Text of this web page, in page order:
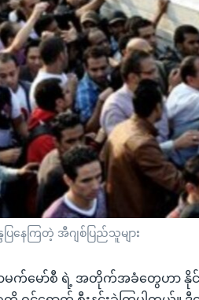
ေကြတဲ့ အီဂျစ်ပြည်သူများ
မက်မော်စီ ရဲ့ အတိုက်အခံတွေဟာ နို